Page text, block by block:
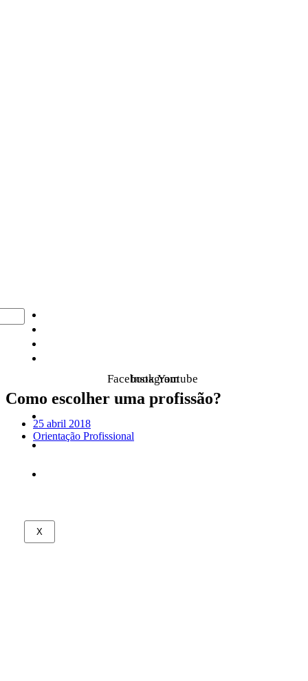
Fraiman
Na
mídia
Leo
X
FacebookInstagramYoutube
Como escolher uma profissão?
25 abril 2018
Orientação Profissional